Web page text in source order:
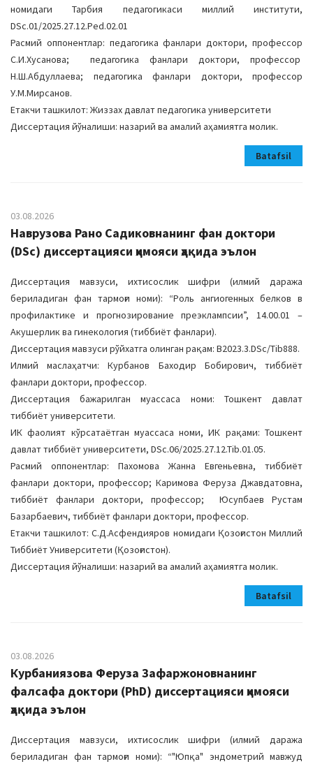
номидаги Тарбия педагогикаси миллий институти,
DSc.01/2025.27.12.Ped.02.01
Расмий оппонентлар: педагогика фанлари доктори, профессор
С.И.Хусанова; педагогика фанлари доктори, профессор
Н.Ш.Абдуллаева; педагогика фанлари доктори, профессор
У.М.Мирсанов.
Етакчи ташкилот: Жиззах давлат педагогика университети
Диссертация йўналиши: назарий ва амалий аҳамиятга молик.
Batafsil
03.08.2026
Наврузова Рано Садиковнанинг фан доктори
(DSc) диссертацияси ҳимояси ҳақида эълон
Диссертация мавзуси, ихтисослик шифри (илмий даража
бериладиган фан тармоғи номи): “Роль ангиогенных белков в
профилактике и прогнозирование преэклампсии”, 14.00.01 –
Акушерлик ва гинекология (тиббиёт фанлари).
Диссертация мавзуси рўйхатга олинган рақам: B2023.3.DSc/Tib888.
Илмий маслаҳатчи: Курбанов Баходир Бобирович, тиббиёт
фанлари доктори, профессор.
Диссертация бажарилган муассаса номи: Тошкент давлат
тиббиёт университети.
ИК фаолият кўрсатаётган муассаса номи, ИК рақами: Тошкент
давлат тиббиёт университети, DSc.06/2025.27.12.Tib.01.05.
Расмий оппонентлар: Пахомова Жанна Евгеньевна, тиббиёт
фанлари доктори, профессор; Каримова Феруза Джавдатовна,
тиббиёт фанлари доктори, профессор; Юсупбаев Рустам
Базарбаевич, тиббиёт фанлари доктори, профессор.
Етакчи ташкилот: С.Д.Асфендияров номидаги Қозоғистон Миллий
Тиббиёт Университети (Қозоғистон).
Диссертация йўналиши: назарий ва амалий аҳамиятга молик.
Batafsil
03.08.2026
Курбаниязова Феруза Зафаржоновнанинг
фалсафа доктори (PhD) диссертацияси ҳимояси
ҳақида эълон
Диссертация мавзуси, ихтисослик шифри (илмий даража
бериладиган фан тармоғи номи): “"Юпқа" эндометрий мавжуд